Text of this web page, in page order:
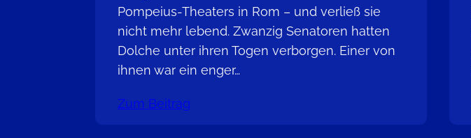
Pompeius-Theaters in Rom – und verließ sie
nicht mehr lebend. Zwanzig Senatoren hatten
Dolche unter ihren Togen verborgen. Einer von
ihnen war ein enger…
Zum Beitrag